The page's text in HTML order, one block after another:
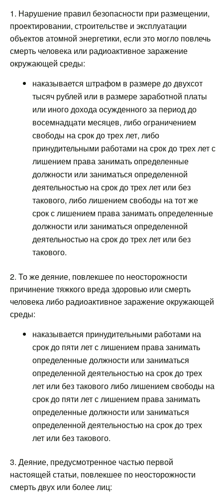
1. Нарушение правил безопасности при размещении,
проектировании, строительстве и эксплуатации
объектов атомной энергетики, если это могло повлечь
смерть человека или радиоактивное заражение
окружающей среды:
наказывается штрафом в размере до двухсот
тысяч рублей или в размере заработной платы
или иного дохода осужденного за период до
восемнадцати месяцев, либо ограничением
свободы на срок до трех лет, либо
принудительными работами на срок до трех лет с
лишением права занимать определенные
должности или заниматься определенной
деятельностью на срок до трех лет или без
такового, либо лишением свободы на тот же
срок с лишением права занимать определенные
должности или заниматься определенной
деятельностью на срок до трех лет или без
такового.
2. То же деяние, повлекшее по неосторожности
причинение тяжкого вреда здоровью или смерть
человека либо радиоактивное заражение окружающей
среды:
наказывается принудительными работами на
срок до пяти лет с лишением права занимать
определенные должности или заниматься
определенной деятельностью на срок до трех
лет или без такового либо лишением свободы на
срок до пяти лет с лишением права занимать
определенные должности или заниматься
определенной деятельностью на срок до трех
лет или без такового.
3. Деяние, предусмотренное частью первой
настоящей статьи, повлекшее по неосторожности
смерть двух или более лиц: